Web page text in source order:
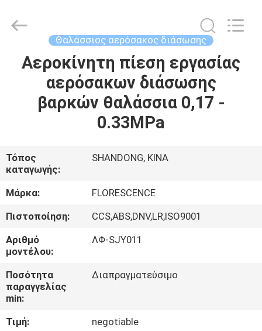
ΣΠΊΤΙ
ΠΡΟΪΌΝΤΑ
ΣΧΕΤΙΚΆ
ΜΕ
ΕΜΆΣ
ΞΕΝΆΓΗΣΗ
ΣΤΟ
ΕΡΓΟΣΤΆΣΙΟ
Supply
Reserved.
Θαλάσσιος αερόσακος διάσωσης
Αεροκίνητη πίεση εργασίας
αερόσακων διάσωσης
βαρκών θαλάσσια 0,17 -
0.33MPa
Τόπος
καταγωγής:
SHANDONG, ΚΙΝΑ
Μάρκα:
FLORESCENCE
Πιστοποίηση:
CCS,ABS,DNV,LR,ISO9001
Αριθμό
μοντέλου:
ΛΦ-SJY011
Ποσότητα
παραγγελίας
min:
Διαπραγματεύσιμο
Τιμή:
negotiable